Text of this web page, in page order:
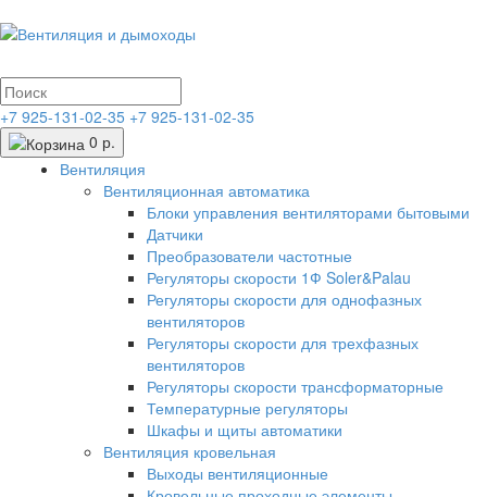
+7 925-131-02-35 +7 925-131-02-35
0 р.
Вентиляция
Вентиляционная автоматика
Блоки управления вентиляторами бытовыми
Датчики
Преобразователи частотные
Регуляторы скорости 1Ф Soler&Palau
Регуляторы скорости для однофазных
вентиляторов
Регуляторы скорости для трехфазных
вентиляторов
Регуляторы скорости трансформаторные
Температурные регуляторы
Шкафы и щиты автоматики
Вентиляция кровельная
Выходы вентиляционные